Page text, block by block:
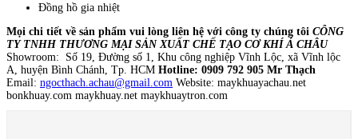
Đồng hồ gia nhiệt
Mọi chi tiết về sản phẩm vui lòng liên hệ với công ty chúng tôi CÔNG
TY TNHH THƯƠNG MẠI SẢN XUẤT CHẾ TẠO CƠ KHÍ Á CHÂU
Showroom: Số 19, Đường số 1, Khu công nghiệp Vĩnh Lộc, xã Vĩnh lộc
A, huyện Bình Chánh, Tp. HCM Hotline: 0909 792 905 Mr Thạch
Email: ngocthach.achau@gmail.com Website: maykhuayachau.net
bonkhuay.com maykhuay.net maykhuaytron.com